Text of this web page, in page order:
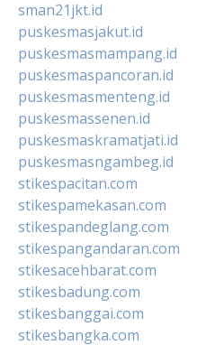
sman21jkt.id
puskesmasjakut.id
puskesmasmampang.id
puskesmaspancoran.id
puskesmasmenteng.id
puskesmassenen.id
puskesmaskramatjati.id
puskesmasngambeg.id
stikespacitan.com
stikespamekasan.com
stikespandeglang.com
stikespangandaran.com
stikesacehbarat.com
stikesbadung.com
stikesbanggai.com
stikesbangka.com